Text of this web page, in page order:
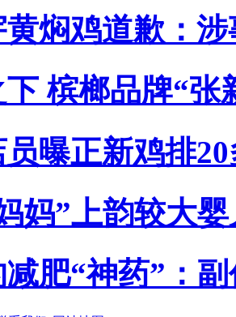
焖鸡道歉：
槟榔品牌“张
曝正新鸡排
妈”上韵较大
肥“神药”：